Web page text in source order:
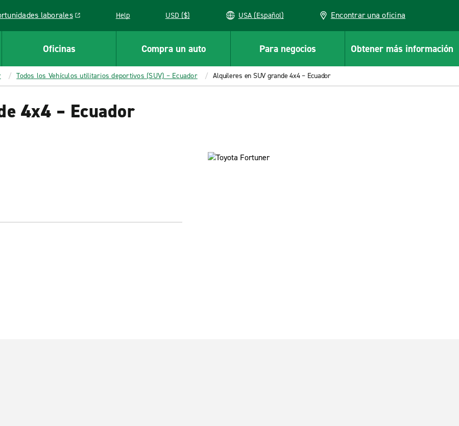
laborales
opens in a new window Help USD ($) USA (Español) Encontrar una oficina
Oficinas Compra un auto Para negocios Obtener más información
Todos los Vehículos utilitarios deportivos (SUV) – Ecuador Alquileres en SUV grande 4x4 – Ecuador
4x4 – Ecuador